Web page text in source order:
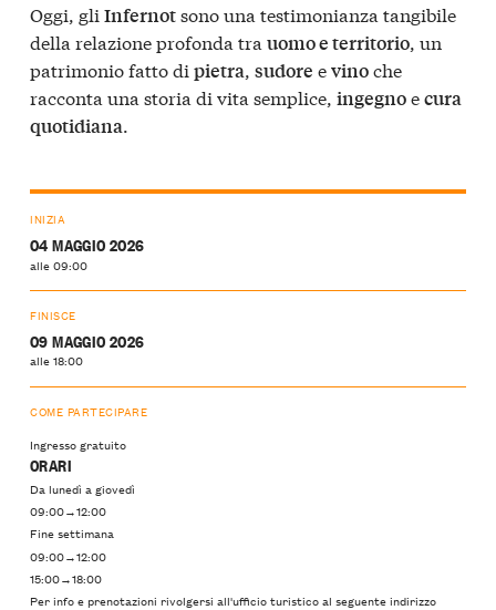
Oggi, gli Infernotsono una testimonianza tangibile
della relazione profonda tra uomo e territorio, un
patrimonio fatto di pietra, sudore evinoche
racconta una storia di vita semplice, ingegnoecura
quotidiana.
INIZIA
04 MAGGIO 2026
alle 09:00
FINISCE
09 MAGGIO 2026
alle 18:00
COME PARTECIPARE
Ingresso gratuito
ORARI
Da lunedì a giovedì
09:00→12:00
Fine settimana
09:00→12:00
15:00→18:00
Per info e prenotazioni rivolgersi all'ufficio turistico al seguente indirizzo